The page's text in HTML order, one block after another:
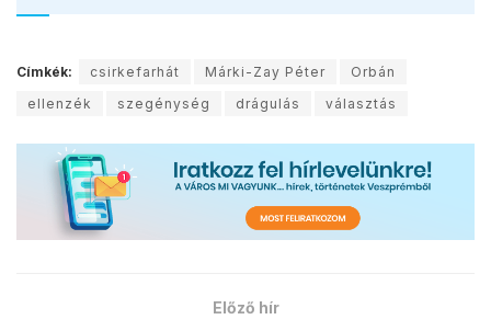
Címkék: csirkefarhát Márki-Zay Péter
Orbán
ellenzék
szegénység drágulás választás
Előző hír